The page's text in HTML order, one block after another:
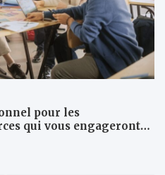
pour les
qui vous engageront